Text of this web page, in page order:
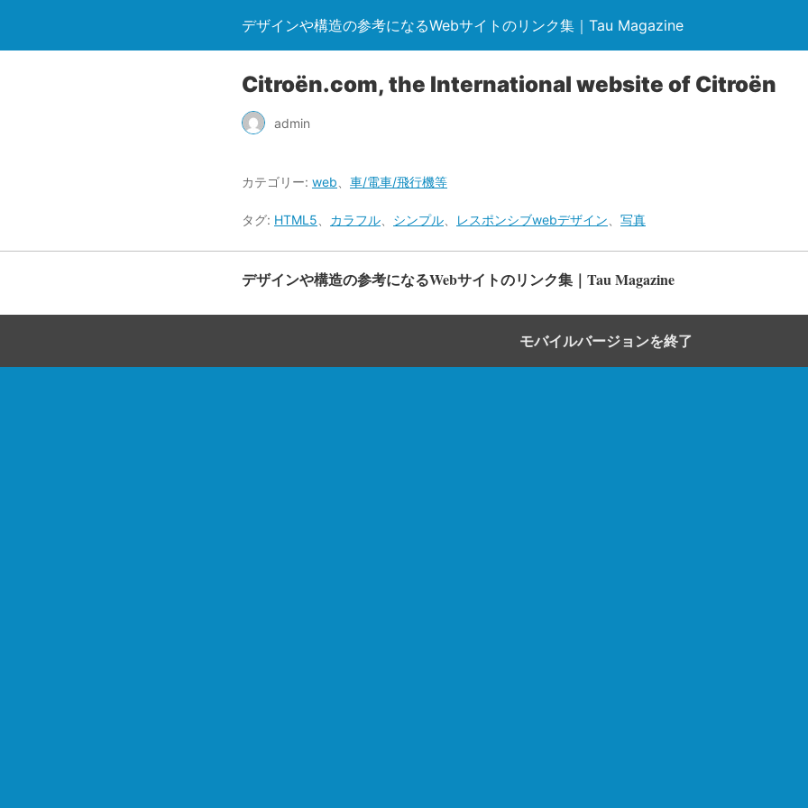
デザインや構造の参考になるWebサイトのリンク集｜Tau Magazine
Citroën.com, the International website of Citroën
admin
カテゴリー: web 車/電車/飛行機等
タグ: HTML5 カラフル シンプル レスポンシブwebデザイン 写真
デザインや構造の参考になるWebサイトのリンク集｜Tau Magazine
モバイルバージョンを終了